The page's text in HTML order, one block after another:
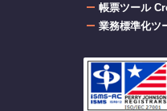
帳票ツール
業務標準化ツ